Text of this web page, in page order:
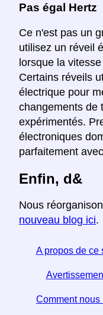
Pas égal Hertz
Ce n'est pas un
utilisez un réveil
lorsque la
Certains réveils
électrique pour
changements de
expérimentés.
électroniques
parfaitement
Enfin, d&
Nous
nouveau blog ici.
A propos de ce
Comment nous